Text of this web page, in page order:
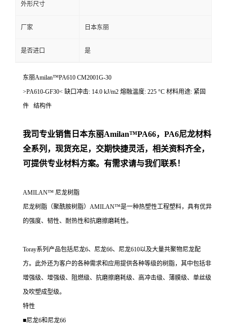
外形尺寸
厂家 日本东丽
是否进口 是
东丽Amilan™PA610 CM2001G-30
>PA610-GF30< 缺口冲击: 14.0 kJ/m2 熔融温度: 225 °C 材料用途: 紧固
件 结构件
我司专业销售日本东丽Amilan™PA66，PA6尼龙材料
全系列，现货充足，交期快捷灵活，相关资料齐全，
可提供专业材料方案。有需求请与我们联系！
AMILAN™ 尼龙树脂
尼龙树脂（聚酰胺树脂）AMILAN™是一种热塑性工程塑料，具有优异
的强度、韧性、耐热性和抗磨擦磨耗性。
Toray系列产品包括尼龙6、尼龙66、尼龙610以及大量共聚物尼龙配
方。此外还为客户的各种需求和应用提供各种等级的树脂，其中包括非
增强级、增强级、阻燃级、抗磨擦磨耗级、高冲击级、薄膜级、单丝级
及吹塑成型级。
特性
■尼龙6和尼龙66